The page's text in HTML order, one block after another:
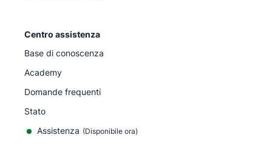
Centro assistenza
Base di conoscenza
Academy
Domande frequenti
Stato
Assistenza (Disponibile ora)